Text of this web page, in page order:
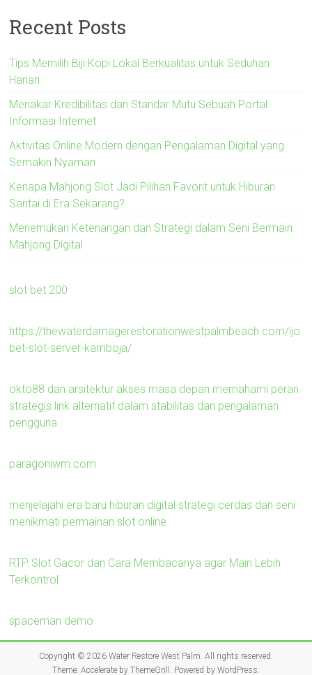
Recent Posts
Tips Memilih Biji Kopi Lokal Berkualitas untuk Seduhan
Harian
Menakar Kredibilitas dan Standar Mutu Sebuah Portal
Informasi Internet
Aktivitas Online Modern dengan Pengalaman Digital yang
Semakin Nyaman
Kenapa Mahjong Slot Jadi Pilihan Favorit untuk Hiburan
Santai di Era Sekarang?
Menemukan Ketenangan dan Strategi dalam Seni Bermain
Mahjong Digital
slot bet 200
https://thewaterdamagerestorationwestpalmbeach.com/ijo
bet-slot-server-kamboja/
okto88 dan arsitektur akses masa depan memahami peran
strategis link alternatif dalam stabilitas dan pengalaman
pengguna
paragoniwm.com
menjelajahi era baru hiburan digital strategi cerdas dan seni
menikmati permainan slot online
RTP Slot Gacor dan Cara Membacanya agar Main Lebih
Terkontrol
spaceman demo
Copyright © 2026 Water Restore West Palm . All rights reserved.
Theme: Accelerateby ThemeGrill. Powered by WordPress